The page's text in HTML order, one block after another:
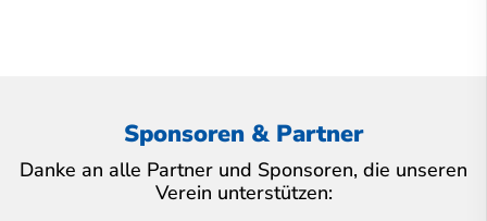
Sponsoren & Partner
Danke an alle Partner und Sponsoren, die unseren
Verein unterstützen: